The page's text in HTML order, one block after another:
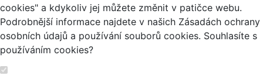
cookies" a kdykoliv jej můžete změnit v patičce webu.
Podrobnější informace najdete v našich Zásadách ochrany
osobních údajů a používání souborů cookies. Souhlasíte s
používáním cookies?